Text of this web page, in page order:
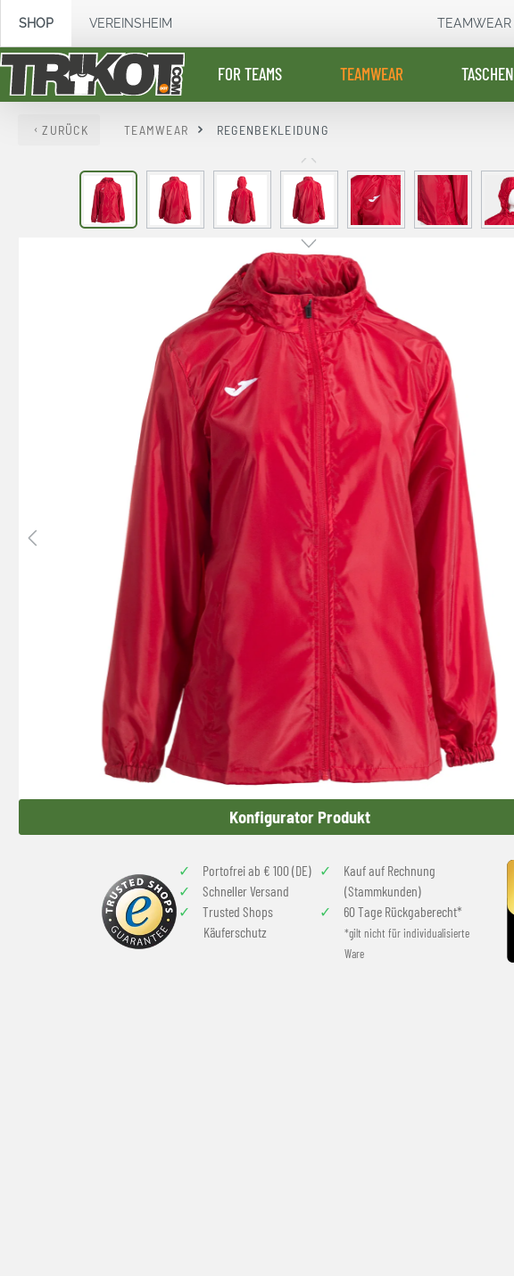
Zur Hauptnavigation springen
SHOP VEREINSHEIM TEAMWEAR
FOR TEAMS TEAMWEAR TASCHEN
ZURÜCK TEAMWEAR REGENBEKLEIDUNG
Bildergalerie überspringen
Konfigurator Produkt
Portofrei ab € 100 (DE)
Schneller Versand
Trusted Shops
Käuferschutz
Kauf auf Rechnung
(Stammkunden)
60 Tage Rückgaberecht*
*gilt nicht für individualisierte
Ware